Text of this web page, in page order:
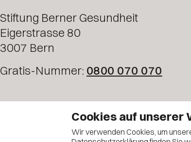
Stiftung Berner Gesundheit
Eigerstrasse 80
3007 Bern
Gratis-Nummer: 0800 070 070
Cookies auf unserer
Wir verwenden Cookies, um